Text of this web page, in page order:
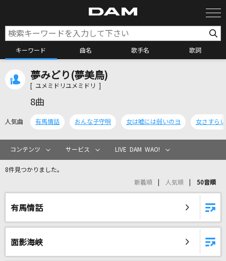
キーワード 曲名 歌手名 歌詞
カラオケ検索
カラオケリクエスト
[生音]思想犯
ヨルシカ
夢みどり(夢美鳥)
[ ユメミドリユメミドリ ]
8曲
人気曲 有馬情話 おんな子守唄 女は嘘には弱いのヨ 女さすら
コンテンツ サービス LIVE DAM WAO!
8件見つかりました。
新着順 人気順 50音順
有馬情話
面影海峡